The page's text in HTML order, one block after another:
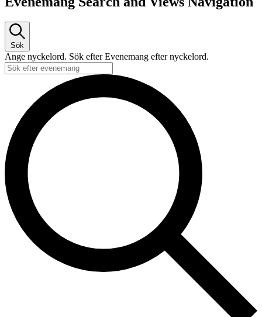
Sök
Ange nyckelord. Sök efter Evenemang efter nyckelord.